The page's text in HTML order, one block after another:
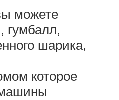
можете
гумбалл,
шарика,
которое